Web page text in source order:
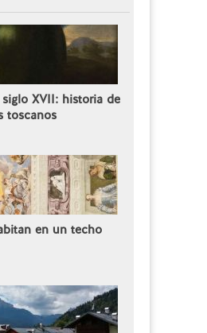
XVII: historia de
toscanos
en un techo